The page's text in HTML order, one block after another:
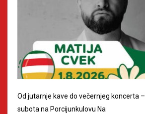
Od jutarnje kave do večernjeg koncerta –
subota na Porcijunkulovu Na